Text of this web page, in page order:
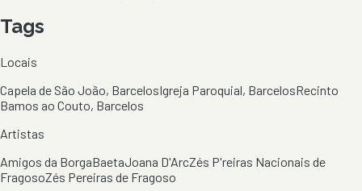
Tags
Locais
Capela de São João, BarcelosIgreja Paroquial, BarcelosRecinto
Bamos ao Couto, Barcelos
Artistas
Amigos da BorgaBaetaJoana D'ArcZés P'reiras Nacionais de
FragosoZés Pereiras de Fragoso